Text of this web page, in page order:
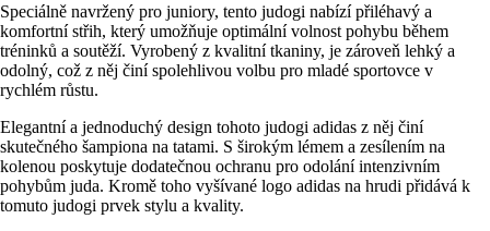
Speciálně navržený pro juniory, tento judogi nabízí přiléhavý a
komfortní střih, který umožňuje optimální volnost pohybu během
tréninků a soutěží. Vyrobený z kvalitní tkaniny, je zároveň lehký a
odolný, což z něj činí spolehlivou volbu pro mladé sportovce v
rychlém růstu.
Elegantní a jednoduchý design tohoto judogi adidas z něj činí
skutečného šampiona na tatami. S širokým lémem a zesílením na
kolenou poskytuje dodatečnou ochranu pro odolání intenzivním
pohybům juda. Kromě toho vyšívané logo adidas na hrudi přidává k
tomuto judogi prvek stylu a kvality.